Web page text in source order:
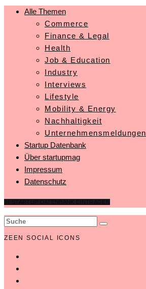
Alle Themen
Commerce
Finance & Legal
Health
Job & Education
Industry
Interviews
Lifestyle
Mobility & Energy
Nachhaltigkeit
Unternehmensmeldungen
Startup Datenbank
Über startupmag
Impressum
Datenschutz
ZEEN SOCIAL ICONS